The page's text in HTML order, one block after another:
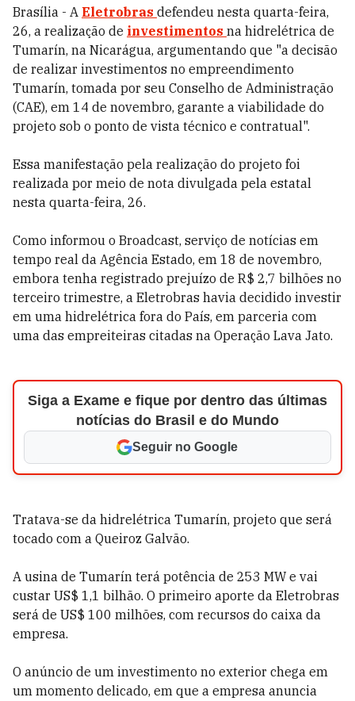
Brasília - A Eletrobras defendeu nesta quarta-feira,
26, a realização de investimentos na hidrelétrica de
Tumarín, na Nicarágua, argumentando que "a decisão
de realizar investimentos no empreendimento
Tumarín, tomada por seu Conselho de Administração
(CAE), em 14 de novembro, garante a viabilidade do
projeto sob o ponto de vista técnico e contratual".
Essa manifestação pela realização do projeto foi
realizada por meio de nota divulgada pela estatal
nesta quarta-feira, 26.
Como informou o Broadcast, serviço de notícias em
tempo real da Agência Estado, em 18 de novembro,
embora tenha registrado prejuízo de R$ 2,7 bilhões no
terceiro trimestre, a Eletrobras havia decidido investir
em uma hidrelétrica fora do País, em parceria com
uma das empreiteiras citadas na Operação Lava Jato.
Siga a Exame e fique por dentro das últimas
notícias do Brasil e do Mundo
Seguir no Google
Tratava-se da hidrelétrica Tumarín, projeto que será
tocado com a Queiroz Galvão.
A usina de Tumarín terá potência de 253 MW e vai
custar US$ 1,1 bilhão. O primeiro aporte da Eletrobras
será de US$ 100 milhões, com recursos do caixa da
empresa.
O anúncio de um investimento no exterior chega em
um momento delicado, em que a empresa anuncia